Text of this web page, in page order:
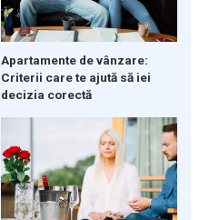
Apartamente de vânzare:
Criterii care te ajută să iei
decizia corectă